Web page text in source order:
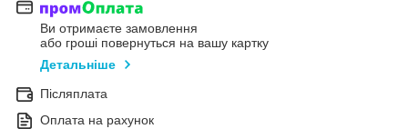
Ви отримаєте замовлення
або гроші повернуться на вашу картку
Детальніше
Післяплата
Оплата на рахунок